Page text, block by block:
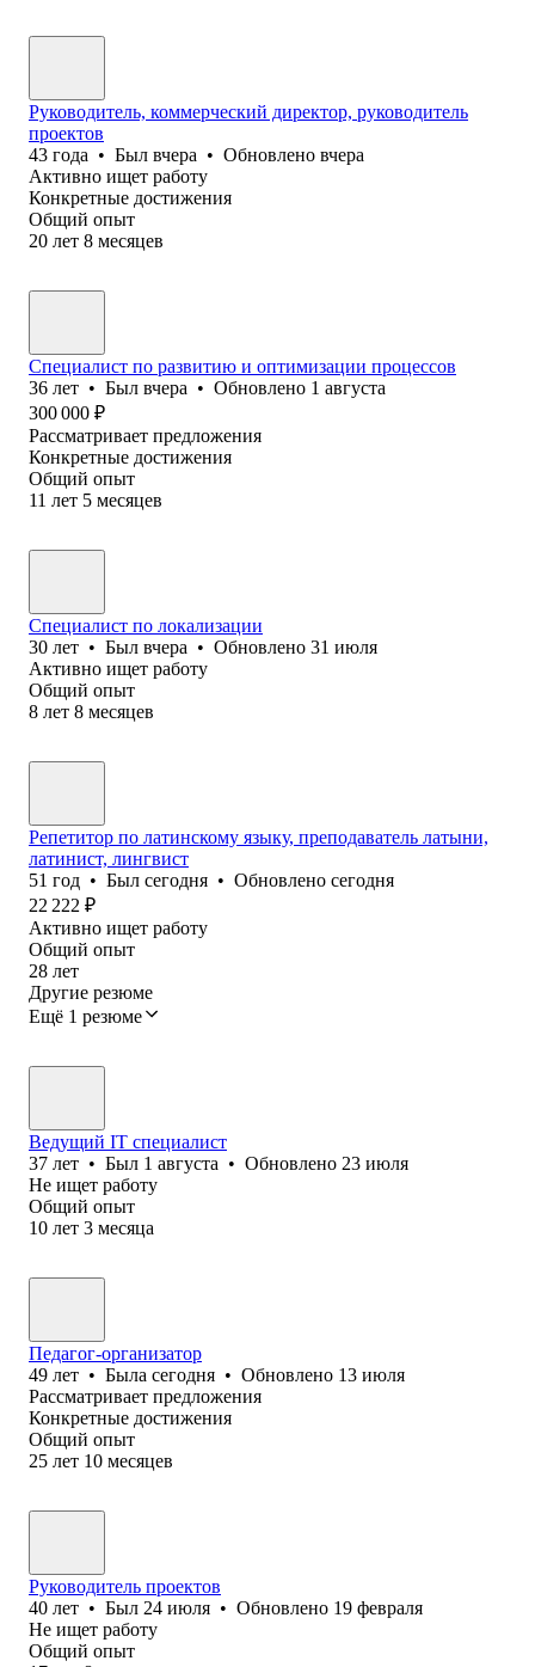
Руководитель, коммерческий директор, руководитель
проектов
43 года • Был вчера • Обновлено вчера
Активно ищет работу
Конкретные достижения
Общий опыт
20 лет 8 месяцев
Специалист по развитию и оптимизации процессов
36 лет • Был вчера • Обновлено 1 августа
300 000 ₽
Рассматривает предложения
Конкретные достижения
Общий опыт
11 лет 5 месяцев
Специалист по локализации
30 лет • Был вчера • Обновлено 31 июля
Активно ищет работу
Общий опыт
8 лет 8 месяцев
Репетитор по латинскому языку, преподаватель латыни,
латинист, лингвист
51 год • Был сегодня • Обновлено сегодня
22 222 ₽
Активно ищет работу
Общий опыт
28 лет
Другие резюме
Ещё 1 резюме
Ведущий IT специалист
37 лет • Был 1 августа • Обновлено 23 июля
Не ищет работу
Общий опыт
10 лет 3 месяца
Педагог-организатор
49 лет • Была сегодня • Обновлено 13 июля
Рассматривает предложения
Конкретные достижения
Общий опыт
25 лет 10 месяцев
Руководитель проектов
40 лет • Был 24 июля • Обновлено 19 февраля
Не ищет работу
Общий опыт